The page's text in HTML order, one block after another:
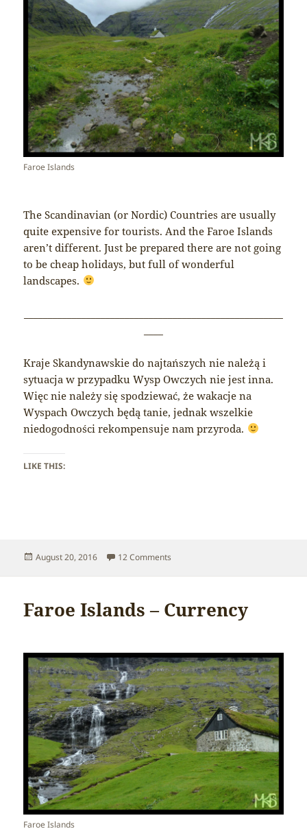
Faroe Islands
The Scandinavian (or Nordic) Countries are usually
quite expensive for tourists. And the Faroe Islands
aren’t different. Just be prepared there are not going
to be cheap holidays, but full of wonderful
landscapes.
Kraje Skandynawskie do najtańszych nie należą i
sytuacja w przypadku Wysp Owczych nie jest inna.
Więc nie należy się spodziewać, że wakacje na
Wyspach Owczych będą tanie, jednak wszelkie
niedogodności rekompensuje nam przyroda.
LIKE THIS:
Posted
August 20, 2016 12 Comments
Faroe Islands – Currency
Faroe Islands